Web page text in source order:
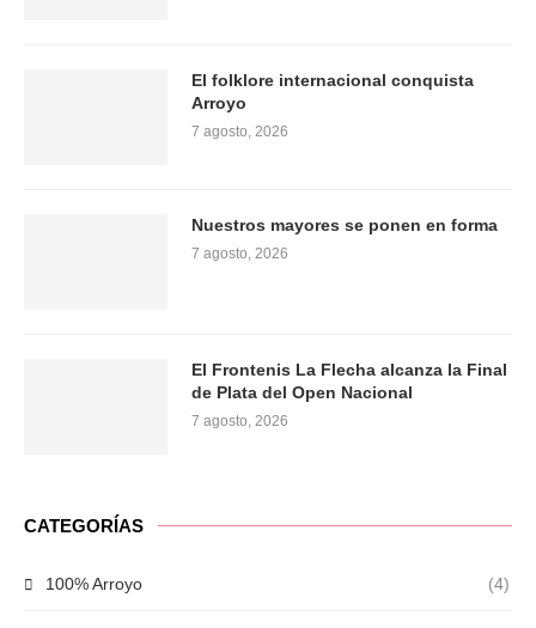
El folklore internacional conquista
Arroyo
7 agosto, 2026
Nuestros mayores se ponen en forma
7 agosto, 2026
El Frontenis La Flecha alcanza la Final
de Plata del Open Nacional
7 agosto, 2026
CATEGORÍAS
100% Arroyo (4)